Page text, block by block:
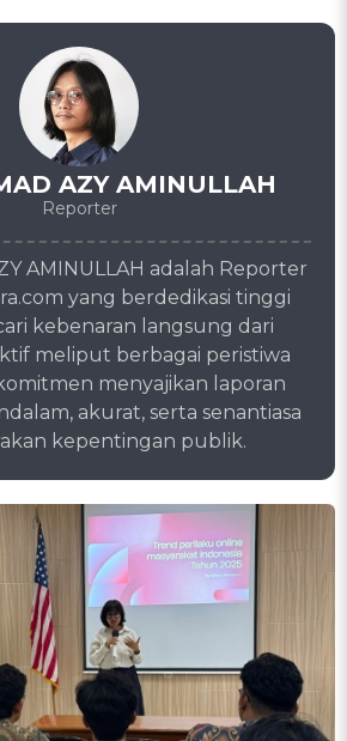
AZY AMINULLAH
Reporter
AMINULLAH adalah Reporter
yang berdedikasi tinggi
kebenaran langsung dari
meliput berbagai peristiwa
menyajikan laporan
akurat, serta senantiasa
kepentingan publik.